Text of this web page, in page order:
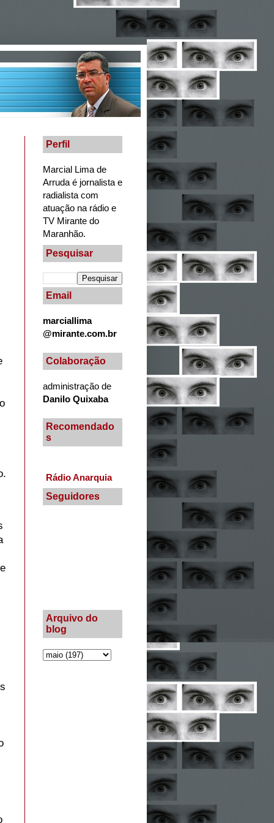
Perfil
Marcial Lima de
Arruda é jornalista e
radialista com
atuação na rádio e
TV Mirante do
Maranhão.
Pesquisar
Email
marciallima
@mirante.com.br
Colaboração
administração de
Danilo Quixaba
Recomendado
s
Rádio Anarquia
Seguidores
Arquivo do
blog